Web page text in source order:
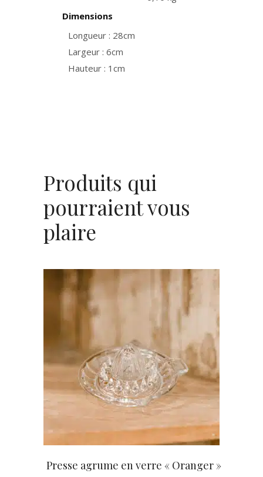
Dimensions
Longueur : 28cm
Largeur : 6cm
Hauteur : 1cm
Produits qui
pourraient vous
plaire
AJOUTER AU PANIER
Presse agrume en verre « Oranger »